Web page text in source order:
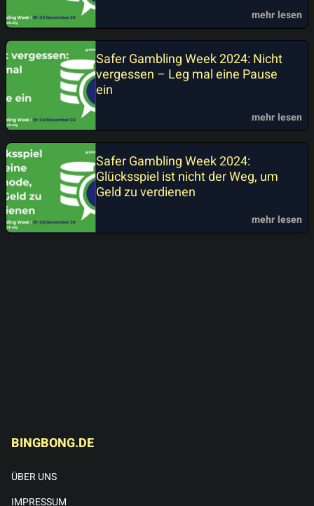
mehr lesen
Safer Gambling Week 2024: Nicht
vergessen – Leg mal eine Pause
ein
mehr lesen
Safer Gambling Week 2024:
Glücksspiel ist nicht der Weg, um
Geld zu verdienen
mehr lesen
BINGBONG.DE
ÜBER UNS
IMPRESSUM